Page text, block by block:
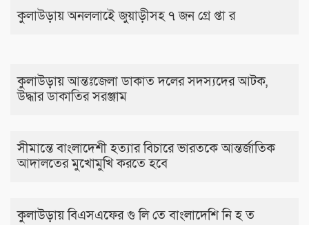
কুলাউড়ায় অনললাইে জুয়াড়ীসহ ৭ জন গ্রে প্তা র
কুলাউড়ায় আন্তঃজেলা ডাকাত দলের সদস্যদের আটক,
উদ্ধার ডাকাতির সরঞ্জাম
সীমান্তে বাংলাদেশী হত্যার বিচারে ভারতকে আন্তর্জাতিক
আদালতের মুখোমুখি করতে হবে
কুলাউড়ায় বিএসএফের গু লি তে বাংলাদেশি নি হ ত